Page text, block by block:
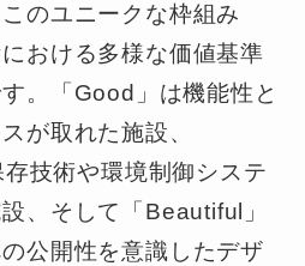
のユニークな枠組み
おける多様な価値基準
。「Good」は機能性と
が取れた施設、
存技術や環境制御システ
、そして「Beautiful」
公開性を意識したデザ